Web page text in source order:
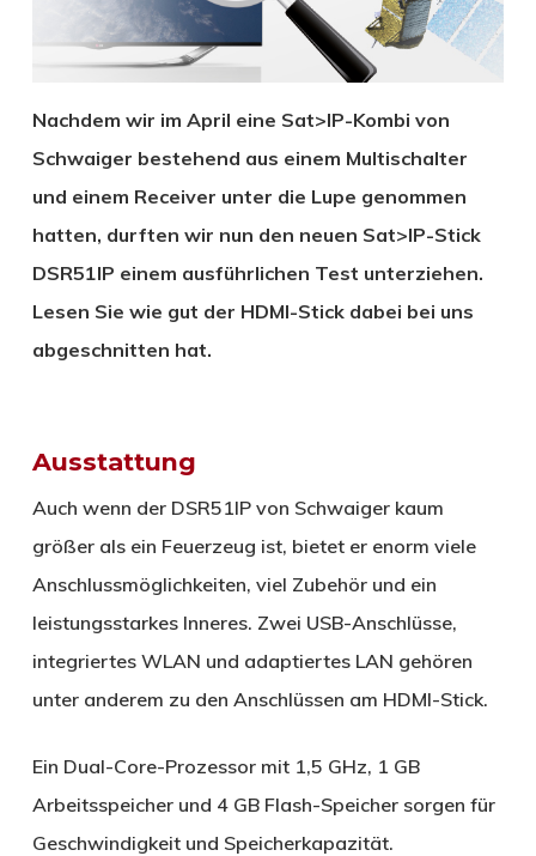
Nachdem wir im April eine Sat>IP-Kombi von
Schwaiger bestehend aus einem Multischalter
und einem Receiver unter die Lupe genommen
hatten, durften wir nun den neuen Sat>IP-Stick
DSR51IP einem ausführlichen Test unterziehen.
Lesen Sie wie gut der HDMI-Stick dabei bei uns
abgeschnitten hat.
Ausstattung
Auch wenn der DSR51IP von Schwaiger kaum
größer als ein Feuerzeug ist, bietet er enorm viele
Anschlussmöglichkeiten, viel Zubehör und ein
leistungsstarkes Inneres. Zwei USB-Anschlüsse,
integriertes WLAN und adaptiertes LAN gehören
unter anderem zu den Anschlüssen am HDMI-Stick.
Ein Dual-Core-Prozessor mit 1,5 GHz, 1 GB
Arbeitsspeicher und 4 GB Flash-Speicher sorgen für
Geschwindigkeit und Speicherkapazität.